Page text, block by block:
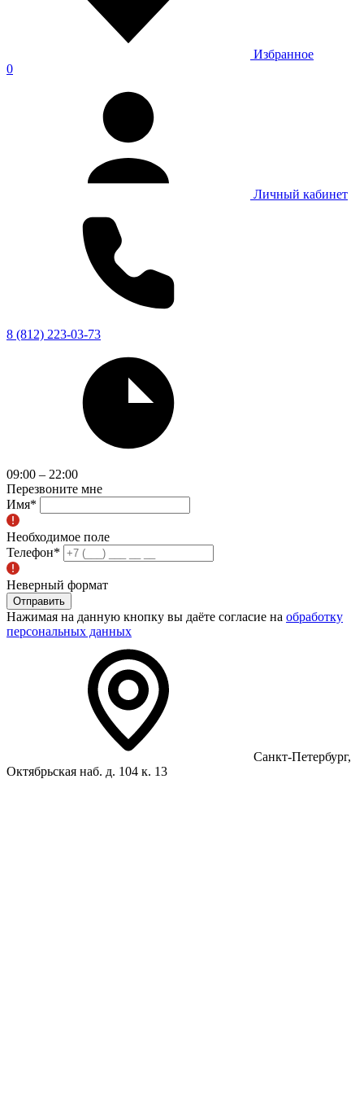
Избранное
0
Личный кабинет
8 (812) 223-03-73
09:00 – 22:00
Перезвоните мне
Имя*
Необходимое поле
Телефон*
Неверный формат
Отправить
Нажимая на данную кнопку вы даёте согласие на обработку
персональных данных
Санкт-Петербург,
Октябрьская наб. д. 104 к. 13